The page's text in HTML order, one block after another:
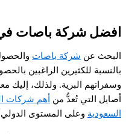
افضل شركة باصات
البحث عن شركة باصات
بالنسبة للكثيرين الراغبين
وسفراتهم البرية. ولذلك،
أصايل التي تُعدُّ من أهم شركات
السعودية وعلى المستوى الدولي